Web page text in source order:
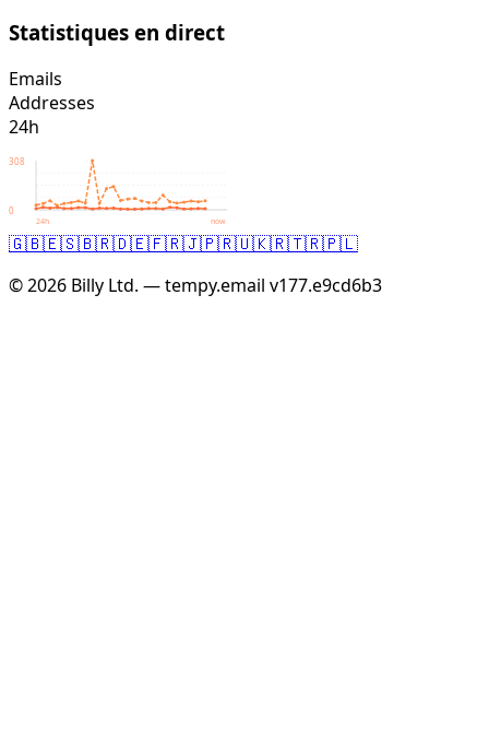
Statistiques en direct
Emails
Addresses
24h
308
0
24h now
🇬🇧🇪🇸🇧🇷🇩🇪🇫🇷🇯🇵🇷🇺🇰🇷🇹🇷🇵🇱
© 2026 Billy Ltd. — tempy.email v177.e9cd6b3